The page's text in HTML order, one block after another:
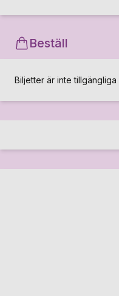
Beställ
Biljetter är inte tillgängliga